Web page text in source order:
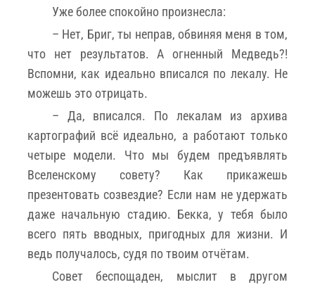
Уже более спокойно произнесла:
– Нет, Бриг, ты неправ, обвиняя меня в том,
что нет результатов. А огненный Медведь?!
Вспомни, как идеально вписался по лекалу. Не
можешь это отрицать.
– Да, вписался. По лекалам из архива
картографий всё идеально, а работают только
четыре модели. Что мы будем предъявлять
Вселенскому совету? Как прикажешь
презентовать созвездие? Если нам не удержать
даже начальную стадию. Бекка, у тебя было
всего пять вводных, пригодных для жизни. И
ведь получалось, судя по твоим отчётам.
Совет беспощаден, мыслит в другом